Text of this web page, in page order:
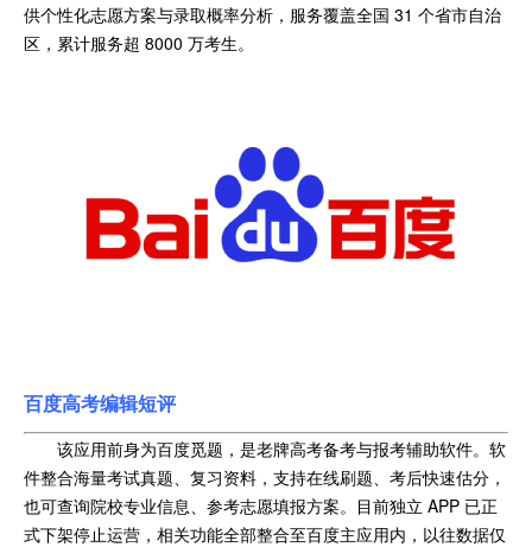
供个性化志愿方案与录取概率分析，服务覆盖全国 31 个省市自治
区，累计服务超 8000 万考生。
百度高考编辑短评
该应用前身为百度觅题，是老牌高考备考与报考辅助软件。软
件整合海量考试真题、复习资料，支持在线刷题、考后快速估分，
也可查询院校专业信息、参考志愿填报方案。目前独立 APP 已正
式下架停止运营，相关功能全部整合至百度主应用内，以往数据仅